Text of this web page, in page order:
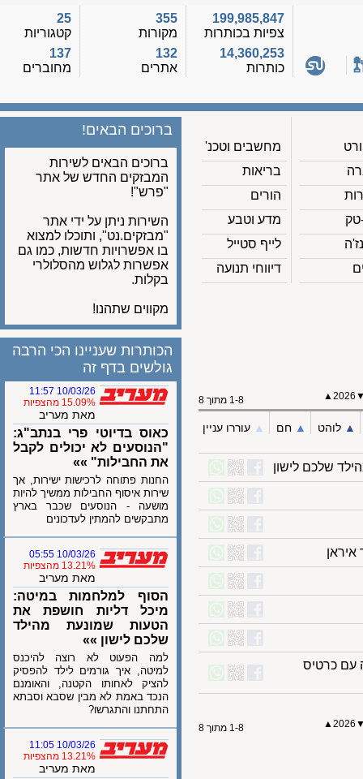
199,985,847
צפיות בכותרות
14,360,253
כותרות
355
מקורות
132
אתרים
קטגוריות
137
מחוברים
מחשבים וטכנ'
בריאות
הורים
מדע וטבע
לייף סטייל
דיווחי תנועה
ברוכים הבאים!
ברוכים הבאים לשירות
המבזקים החדש של אתר
"פרש"!
השירות ניתן על ידי אתר
"מבזקים.נט", ותוכלו למצוא
בו אפשרויות חדשות, כמו גם
אפשרות לגלוש מהסלולרי
בקלות.
מקווים שתהנו!
לוהט ▲︎ חם ▲︎ עוררו עניין
שלכם לישון
כרטיס
הכותרות שעניינו הכי הרבה
גולשים בדף זה
10/03/26 11:57
15.09% מהצפיות
מאת מעריב
כאוס בדיוטי פרי בנתב"ג:
"הנוסעים לא יכולים לקבל
את החבילות" »»
החנות פתוחה לרכישות ישירות, אך
שירות איסוף החבילות ממשיך להיות
מושעה - הנוסעים שכבר בארץ
מתבקשים להמתין לעדכונים
10/03/26 05:55
13.21% מהצפיות
מאת מעריב
הסוף למלחמות במיטה:
מיכל דליות חושפת את
הטעות שמונעת מהילד
שלכם לישון »»
למה הפעוט לא רוצה להיכנס
למיטה, איך גורמים לילד להפסיק
להציק לאחותו הקטנה, והאומנם
הנכד באמת לא מבין שסבא וסבתא
התחתנו והתגרשו?
10/03/26 11:05
13.21% מהצפיות
מאת מעריב